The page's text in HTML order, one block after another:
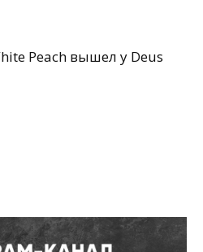
Peach вышел у Deus